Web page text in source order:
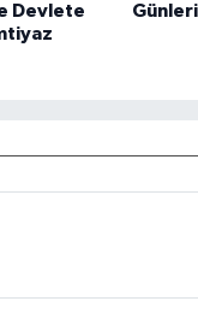
Devlete